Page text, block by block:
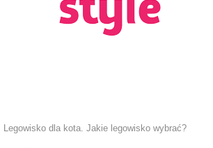
Legowisko dla kota. Jakie legowisko wybrać?